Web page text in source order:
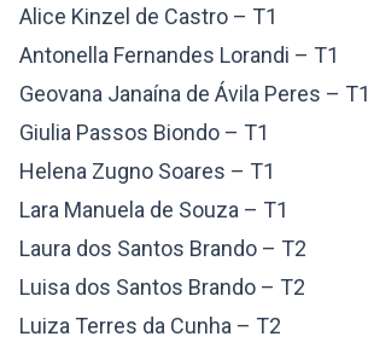
Alice Kinzel de Castro – T1
Antonella Fernandes Lorandi – T1
Geovana Janaína de Ávila Peres – T1
Giulia Passos Biondo – T1
Helena Zugno Soares – T1
Lara Manuela de Souza – T1
Laura dos Santos Brando – T2
Luisa dos Santos Brando – T2
Luiza Terres da Cunha – T2